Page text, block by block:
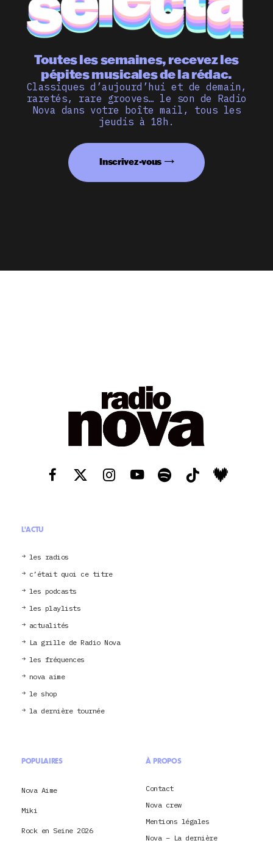
Toutes les semaines, recevez les
pépites musicales de la rédac.
Classiques d’aujourd’hui et de demain,
raretés, rare grooves… le son de Radio
Nova dans votre boîte mail, tous les
jeudis à 18h.
Inscrivez-vous
L'ACTU
les radios
c’était quoi ce titre
les podcasts
les playlists
actualités
La grille de Radio Nova
les fréquences
nova aime
le shop
la dernière tournée
POPULAIRES
Nova Aime
Miki
Rock en Seine 2026
À PROPOS
Contact
Nova crew
Mentions légales
Nova – La dernière